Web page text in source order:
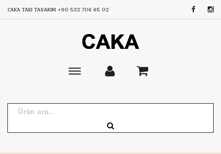
CAKA TAKI TASARIM +90 532 706 65 02
Toggle